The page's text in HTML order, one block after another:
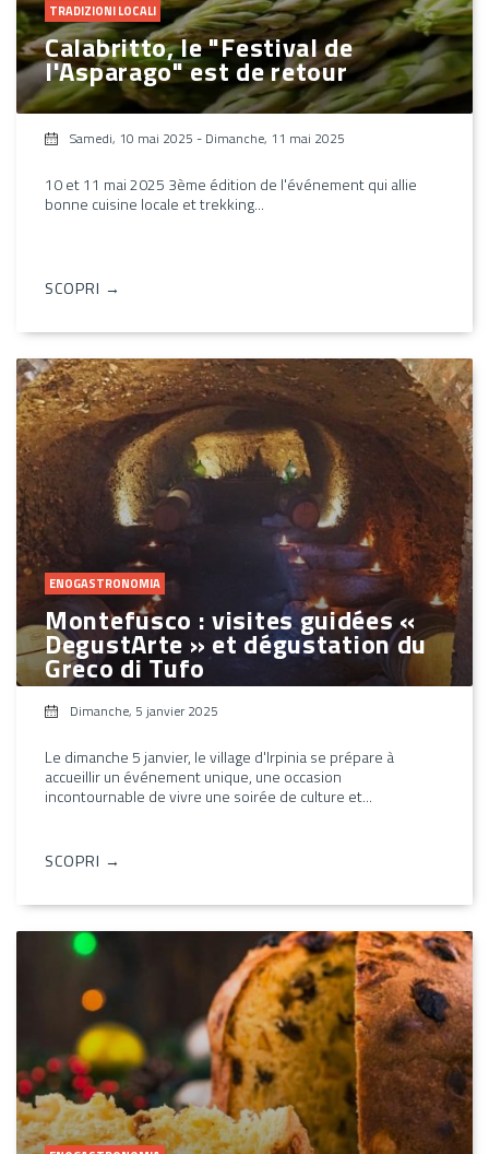
TRADIZIONI LOCALI
Calabritto, le "Festival de
l'Asparago" est de retour
Samedi, 10 mai 2025 - Dimanche, 11 mai 2025
10 et 11 mai 2025 3ème édition de l'événement qui allie
bonne cuisine locale et trekking...
SCOPRI →
ENOGASTRONOMIA
Montefusco : visites guidées «
DegustArte » et dégustation du
Greco di Tufo
Dimanche, 5 janvier 2025
Le dimanche 5 janvier, le village d'Irpinia se prépare à
accueillir un événement unique, une occasion
incontournable de vivre une soirée de culture et...
SCOPRI →